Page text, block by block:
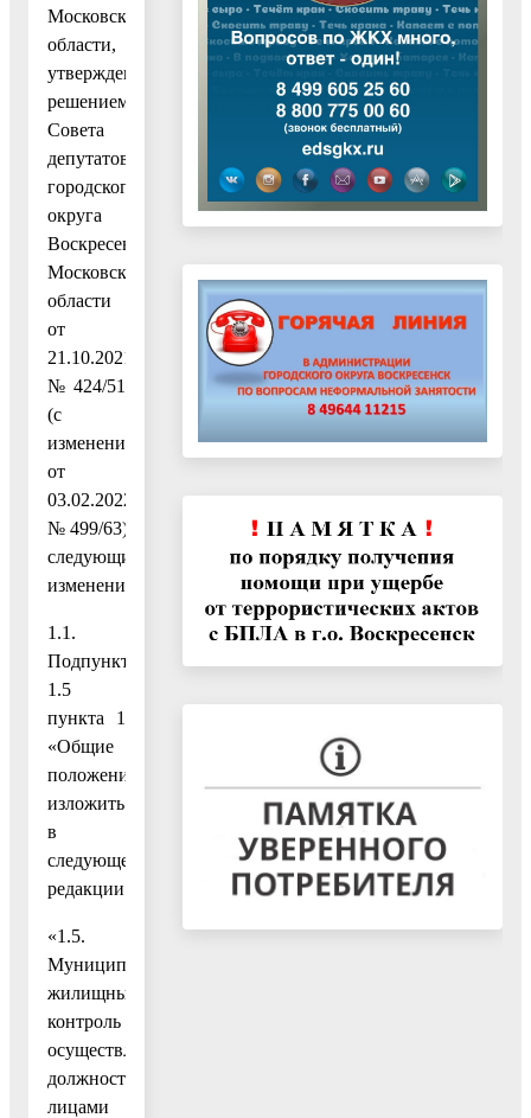
Московской
области,
утвержденное
решением
Совета
депутатов
городского
округа
Воскресенск
Московской
области
от
21.10.2021
№ 424/51
(с
изменениями
от
03.02.2022
№ 499/63),
следующие
изменения:
1.1.
Подпункт
1.5
пункта 1
«Общие
положения»
изложить
в
следующей
редакции:
«1.5.
Муниципальный
жилищный
контроль
осуществляется
должностными
лицами